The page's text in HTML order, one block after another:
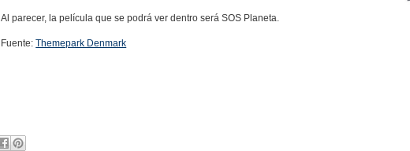
Al parecer, la película que se podrá ver dentro será SOS Planeta.
Fuente:Themepark Denmark